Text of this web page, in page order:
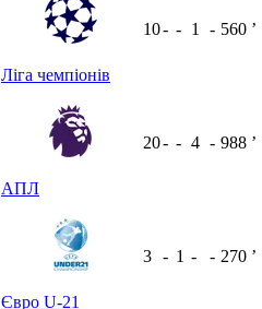
Ліга чемпіонів
10- - 1 - 560 ʼ
АПЛ
20- - 4 - 988 ʼ
Євро U-21
3 - 1 - - 270 ʼ